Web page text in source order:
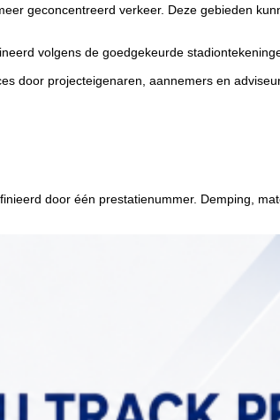
geconcentreerd verkeer. Deze gebieden
volgens de goedgekeurde
door projecteigenaren, aannemers en
door één prestatienummer. Demping,